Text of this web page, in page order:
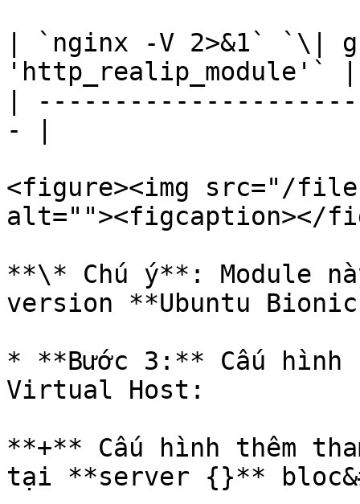
| `nginx -V 2>&1` `\|
'http_realip_module'` |
|
- |
<figure><img src="/files/
alt=""><figcaption></
**\* Chú ý**: Module
version **Ubuntu
* **Bước 3:** Cấu
Virtual Host:
**+** Cấu hình thêm
tại **server {}**